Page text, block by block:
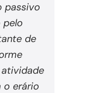
passivo
pelo
de
o erário